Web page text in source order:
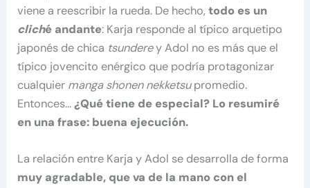
viene a reescribir la rueda. De hecho,todo es un
cliché andante: Karja responde al típico arquetipo
japonés de chica tsunderey Adol no es más que el
típico jovencito enérgico que podría protagonizar
cualquier manga shonen nekketsupromedio.
Entonces…¿Qué tiene de especial? Lo resumiré
en una frase: buena ejecución.
La relación entre Karja y Adol se desarrolla de forma
muy agradable, que va de la mano con el